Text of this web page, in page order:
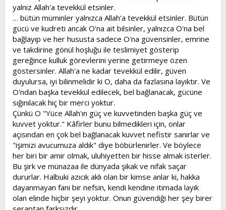
yalnız Allah'a tevekkül etsinler.
… bütün müminler yalnızca Allah'a tevekkül etsinler. Bütün
gücü ve kudreti ancak O'na ait bilsinler, yalnızca O'na bel
bağlayıp ve her hususta sadece O'na güvensinler, emrine
ve takdirine gönül hoşluğu ile teslimiyet gösterip
gereğince kulluk görevlerini yerine getirmeye özen
göstersinler. Allah'a ne kadar tevekkül edilir, güven
duyulursa, iyi bilinmelidir ki O, daha da fazlasına layıktır. Ve
O'ndan başka tevekkül edilecek, bel bağlanacak, gücüne
sığınılacak hiç bir merci yoktur.
Çünkü O "Yüce Allah'ın güç ve kuvvetinden başka güç ve
kuvvet yoktur." Kâfirler bunu bilmedikleri için, onlar
açısından en çok bel bağlanacak kuvvet nefistir sanırlar ve
"işimizi avucumuza aldık" diye böbürlenirler. Ve böylece
her biri bir amir olmak, uluhiyetten bir hisse almak isterler.
Bu şirk ve münazaa ile dünyada şikak ve nifak saçar
dururlar. Halbuki azıcık aklı olan bir kimse anlar ki, hakka
dayanmayan fani bir nefsin, kendi kendine itimada layık
olan elinde hiçbir şeyi yoktur. Onun güvendiği her şey birer